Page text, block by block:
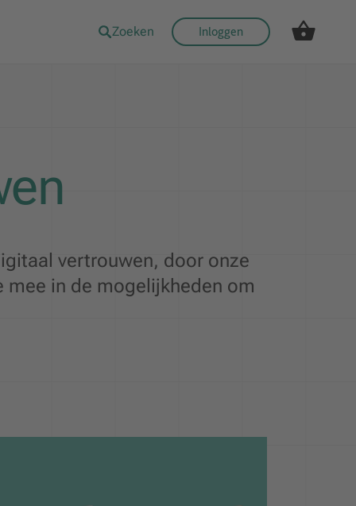
Zoeken Inloggen
vertrouwen, door onze
mee in de mogelijkheden om